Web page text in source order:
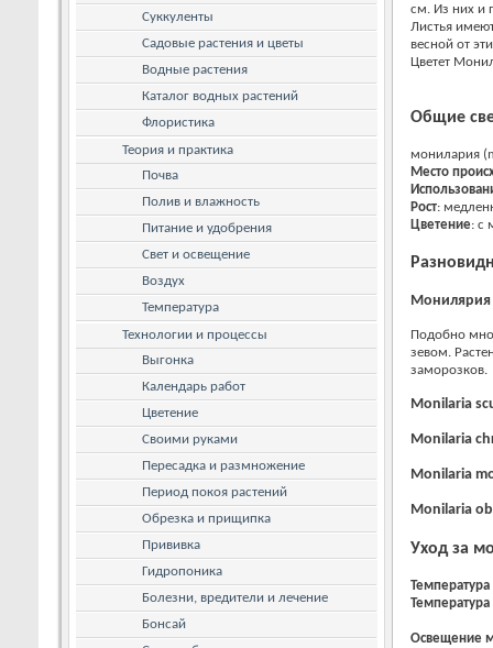
см. Из них и
Листья
весной от
Цветет
Общие
монилария
Место
Рост:
Цветение: с
Монилярия
Подобно
зевом.
заморозков.
Monilaria
Monilaria
Monilaria
Monilaria
Уход за
Температура
Температура
Освещение
Суккуленты
Садовые растения и цветы
Водные растения
Каталог водных растений
Флористика
Теория и практика
Почва
Полив и влажность
Питание и удобрения
Свет и освещение
Воздух
Температура
Технологии и процессы
Выгонка
Календарь работ
Цветение
Своими руками
Пересадка и размножение
Период покоя растений
Обрезка и прищипка
Прививка
Гидропоника
Болезни, вредители и лечение
Бонсай